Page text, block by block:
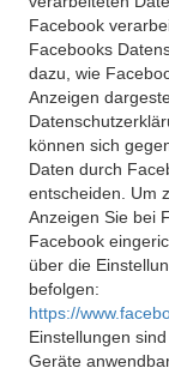
Facebook
Facebooks
dazu, wie
Anzeigen
können sich
Daten durch
entscheiden. Um
Anzeigen Sie bei
Facebook
über die
befolgen:
https://
Einstellungen
Geräte